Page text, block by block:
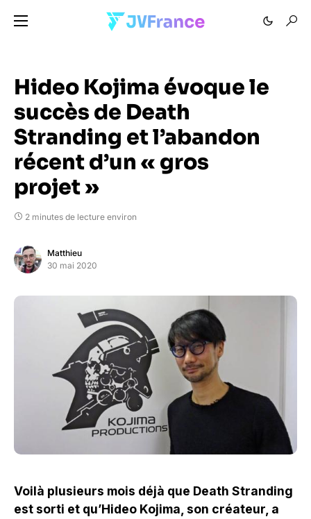
Hideo Kojima évoque le
succès de Death
Stranding et l’abandon
récent d’un « gros
projet »
2 minutes de lecture environ
Matthieu
30 mai 2020
Voilà plusieurs mois déjà que Death Stranding
est sorti et qu’Hideo Kojima, son créateur, a